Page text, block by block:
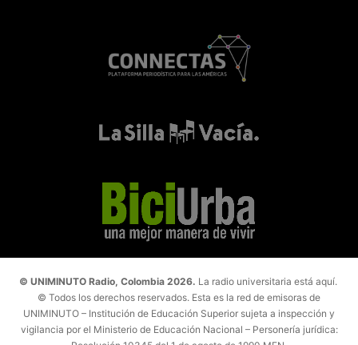
© UNIMINUTO Radio, Colombia 2026. La radio universitaria está aquí.
© Todos los derechos reservados. Esta es la red de emisoras de
UNIMINUTO – Institución de Educación Superior sujeta a inspección y
vigilancia por el Ministerio de Educación Nacional – Personería jurídica: